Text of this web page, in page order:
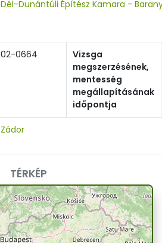
Dél-Dunántúli Építész Kamara -
02-0664
Vizsga
megszerzésének,
mentesség
megállapításának
időpontja
Zádor
TÉRKÉP